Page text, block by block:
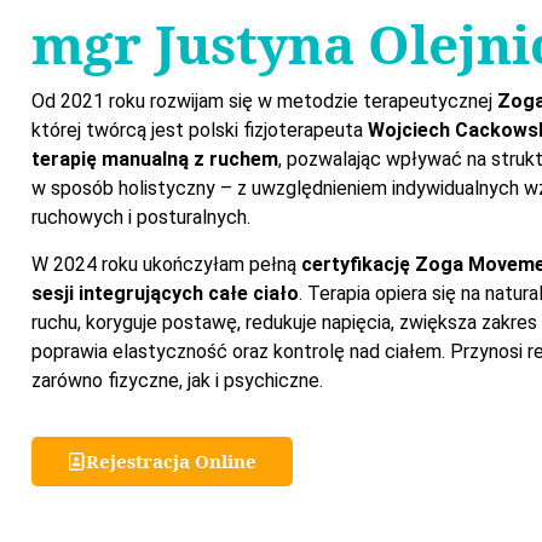
mgr Justyna
Od 2021 roku rozwijam się w metodzie terapeutycznej
której twórcą jest polski fizjoterapeuta Wojciech
terapię manualną z ruchem, pozwalając wpływać na
w sposób holistyczny – z uwzględnieniem indywidualnych
ruchowych i posturalnych.
W 2024 roku ukończyłam pełną certyfikację Zoga
sesji integrujących całe ciało. Terapia opiera się na
ruchu, koryguje postawę, redukuje napięcia, zwiększa
poprawia elastyczność oraz kontrolę nad ciałem. Przynosi
zarówno fizyczne, jak i psychiczne.
Rejestracja Online